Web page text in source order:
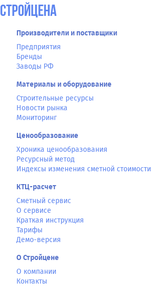
СтройЦена
Производители и поставщики
Предприятия
Бренды
Заводы РФ
Материалы и оборудование
Строительные ресурсы
Новости рынка
Мониторинг
Ценообразование
Хроника ценообразования
Ресурсный метод
Индексы изменения сметной стоимости
КТЦ-расчет
Сметный сервис
О сервисе
Краткая инструкция
Тарифы
Демо-версия
О Стройцене
О компании
Контакты